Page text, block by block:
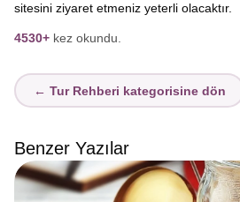
sitesini ziyaret etmeniz yeterli olacaktır.
4530+ kez okundu.
← Tur Rehberi kategorisine dön
Benzer Yazılar